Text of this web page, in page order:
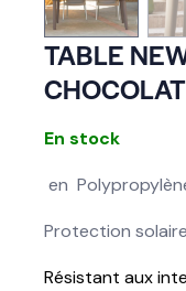
TABLE
CHOCOLAT
En stock
en
Protection
Résistant aux